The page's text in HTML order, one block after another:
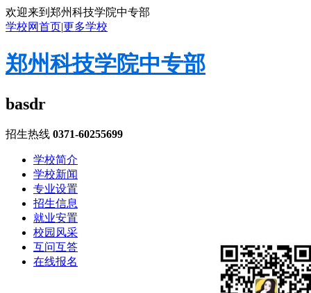
欢迎来到郑州科技学院中专部
学校网首页|更多学校
郑州科技学院中专部
basdr
招生热线 0371-60255699
学校简介
学校新闻
专业设置
招生信息
就业安置
校园风采
互问互答
在线报名